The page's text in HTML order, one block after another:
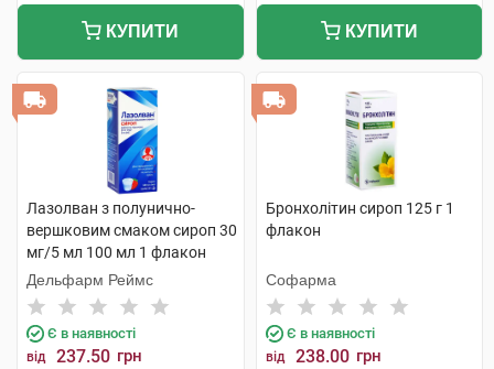
КУПИТИ КУПИТИ
Лазолван з полунично-
вершковим смаком сироп 30
мг/5 мл 100 мл 1 флакон
Дельфарм Реймс
Є в наявності
від 237.50 грн
Бронхолітин сироп 125 г 1
флакон
Софарма
Є в наявності
від 238.00 грн